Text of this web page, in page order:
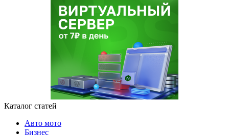
Каталог статей
Авто мото
Бизнес